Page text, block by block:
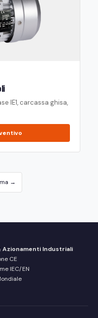
IE1, carcassa ghisa,
→
Azionamenti Industriali
CE
IEC/EN